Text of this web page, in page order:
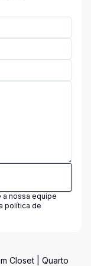
a nossa equipe
política de
Closet | Quarto